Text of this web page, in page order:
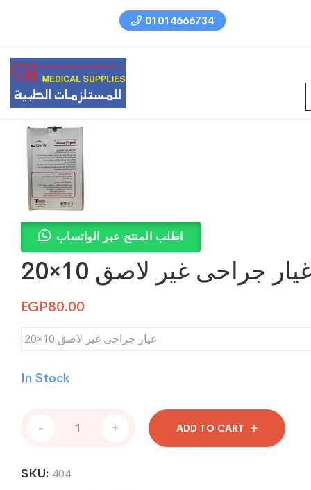
01014666734
اطلب المنتج عبر الواتساب
جراحى غير لاصق 10×20
EGP80.00
غيار جراحى غير لاصق 10×20
In Stock
جراحى
10×20
- + ADD TO CART
SKU: 404